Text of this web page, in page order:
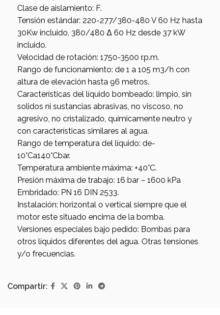
Clase de aislamiento: F.
Tensión estándar: 220-277/380-480 V 60 Hz hasta
30Kw incluido, 380/480 Δ 60 Hz desde 37 kW
incluido.
Velocidad de rotación: 1750-3500 r.p.m.
Rango de funcionamiento: de 1 a 105 m3/h con
altura de elevación hasta 96 metros.
Características del líquido bombeado: limpio, sin
solidos ni sustancias abrasivas, no viscoso, no
agresivo, no cristalizado, químicamente neutro y
con características similares al agua.
Rango de temperatura del líquido: de-
10°Ca140°Cbar.
Temperatura ambiente máxima: +40°C.
Presión máxima de trabajo: 16 bar – 1600 kPa
Embridado: PN 16 DIN 2533.
Instalación: horizontal o vertical siempre que el
motor este situado encima de la bomba.
Versiones especiales bajo pedido: Bombas para
otros líquidos diferentes del agua. Otras tensiones
y/o frecuencias.
Compartir: